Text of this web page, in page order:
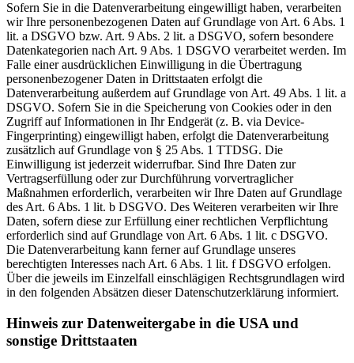
Sofern Sie in die Datenverarbeitung eingewilligt haben, verarbeiten
wir Ihre personenbezogenen Daten auf Grundlage von Art. 6 Abs. 1
lit. a DSGVO bzw. Art. 9 Abs. 2 lit. a DSGVO, sofern besondere
Datenkategorien nach Art. 9 Abs. 1 DSGVO verarbeitet werden. Im
Falle einer ausdrücklichen Einwilligung in die Übertragung
personenbezogener Daten in Drittstaaten erfolgt die
Datenverarbeitung außerdem auf Grundlage von Art. 49 Abs. 1 lit. a
DSGVO. Sofern Sie in die Speicherung von Cookies oder in den
Zugriff auf Informationen in Ihr Endgerät (z. B. via Device-
Fingerprinting) eingewilligt haben, erfolgt die Datenverarbeitung
zusätzlich auf Grundlage von § 25 Abs. 1 TTDSG. Die
Einwilligung ist jederzeit widerrufbar. Sind Ihre Daten zur
Vertragserfüllung oder zur Durchführung vorvertraglicher
Maßnahmen erforderlich, verarbeiten wir Ihre Daten auf Grundlage
des Art. 6 Abs. 1 lit. b DSGVO. Des Weiteren verarbeiten wir Ihre
Daten, sofern diese zur Erfüllung einer rechtlichen Verpflichtung
erforderlich sind auf Grundlage von Art. 6 Abs. 1 lit. c DSGVO.
Die Datenverarbeitung kann ferner auf Grundlage unseres
berechtigten Interesses nach Art. 6 Abs. 1 lit. f DSGVO erfolgen.
Über die jeweils im Einzelfall einschlägigen Rechtsgrundlagen wird
in den folgenden Absätzen dieser Datenschutzerklärung informiert.
Hinweis zur Datenweitergabe in die USA und
sonstige Drittstaaten